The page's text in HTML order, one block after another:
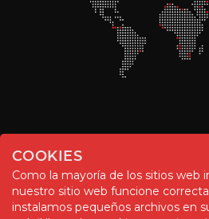
© Chemitool – 2020. All
COOKIES
Como la mayoría de los sitios web
nuestro sitio web funcione
instalamos pequeños archivos en